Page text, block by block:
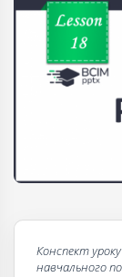
Конспект уроку
навчального